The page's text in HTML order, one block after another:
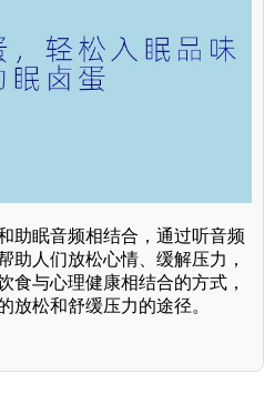
助眠音频相结合，通过听音频
助人们放松心情、缓解压力，
食与心理健康相结合的方式，
放松和舒缓压力的途径。